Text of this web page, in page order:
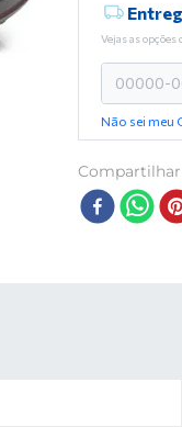
Vejas as opções
Não sei meu
Compartilhar